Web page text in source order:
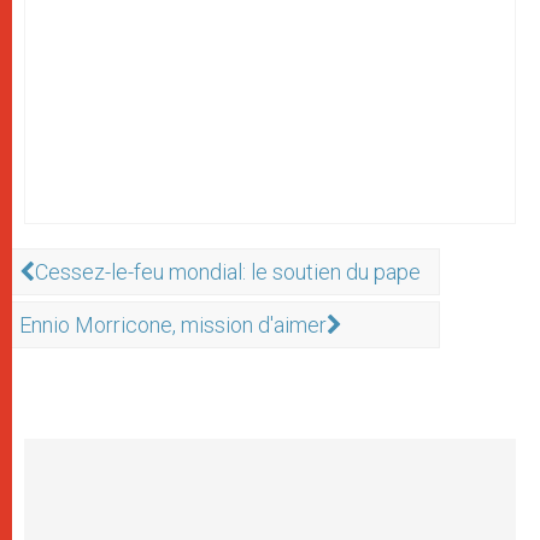
Cessez-le-feu mondial: le soutien du pape
Ennio Morricone, mission d'aimer